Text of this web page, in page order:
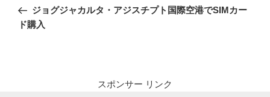
ナ
の
投
ジョグジャカルタ・アジスチプト国際空港でSIMカー
ド購入
スポンサー リンク